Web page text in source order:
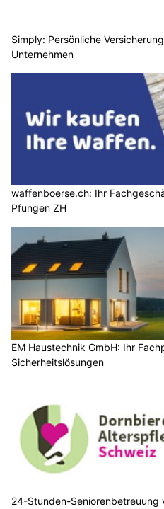
Simply: Persönliche
Unternehmen
waffenboerse.ch: Ihr
Pfungen ZH
EM Haustechnik GmbH: Ihr
Sicherheitslösungen
24-Stunden-